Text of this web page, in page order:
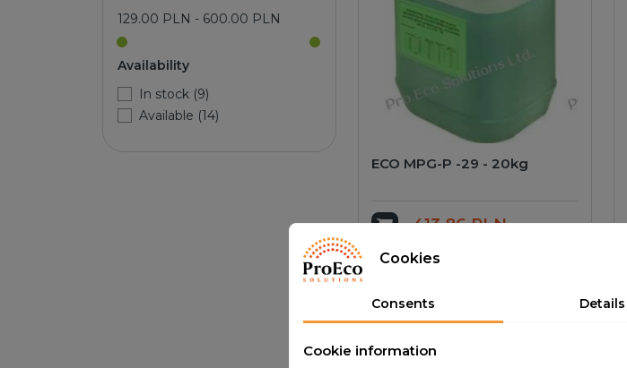
129.00 PLN - 600.00 PLN
Availability
In stock (9)
Available (14)
ECO MPG-P -29 - 20kg
Add to cart
413.86 PLN
Cookies
Consents Details
Cookie information